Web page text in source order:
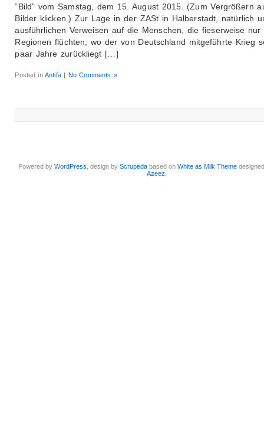
“Bild” vom Samstag, dem 15. August 2015. (Zum Vergrößern
Bilder klicken.) Zur Lage in der ZASt in Halberstadt, natürlich
ausführlichen Verweisen auf die Menschen, die fieserweise
Regionen flüchten, wo der von Deutschland mitgeführte Krieg
paar Jahre zurückliegt […]
Posted inAntifa | No Comments »
Powered byWordPress , design byScrupeda based onWhite as Milk Theme
Azeez